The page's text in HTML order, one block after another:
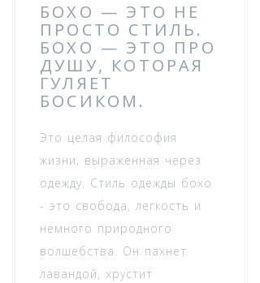
БОХО — ЭТО НЕ
ПРОСТО СТИЛЬ.
БОХО — ЭТО ПРО
ДУШУ, КОТОРАЯ
ГУЛЯЕТ
БОСИКОМ.
Это целая философия
жизни, выраженная через
одежду. Стиль одежды бохо
- это свобода, легкость и
немного природного
волшебства. Он пахнет
лавандой, хрустит